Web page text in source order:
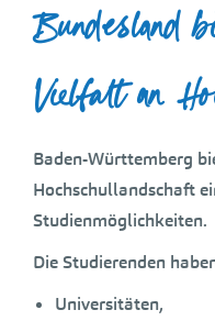
Bundesland
Vielfalt an
Baden-Württemberg
Hochschullandschaft
Studienmöglichkeiten.
Die Studierenden
Universitäten,